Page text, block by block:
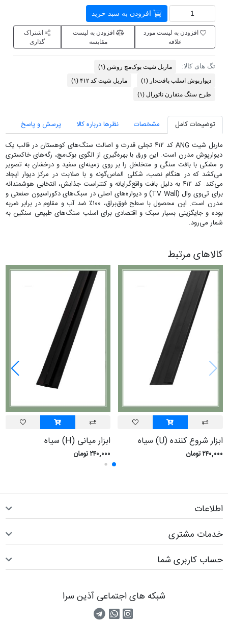
افزودن به سبد خرید
افزودن به لیست مورد
علاقه
افزودن به لیست
مقایسه
اشتراک
گذاری
تگ های کالا: ​ماربل شیت بوک‌مچ روشن(۱)
​دیوارپوش اسلب بافت‌دار(۱) ماربل شیت کد ۴۱۲
(۱)
​طرح سنگ متقارن ناتورال(۱)
توضیحات کامل مشخصات نظرها درباره کالا
پرسش و پاسخ
ماربل شیت ANG کد ۴۱۲ تجلی قدرت و اصالت سنگ‌های کوهستان در قالب یک
دیوارپوش مدرن است. این ورق با بهره‌گیری از الگوی بوک‌مچ، رگه‌های خاکستری
و مشکی با بافت سنگی و متخلخل را بر روی زمینه‌ای سفید و درخشان به تصویر
می‌کشد که در هنگام نصب، شکلی الماس‌گونه و با صلابت در مرکز دیوار ایجاد
می‌کند. کد ۴۱۲ به دلیل بافت واقع‌گرایانه و کنتراست جذابش، انتخابی هوشمندانه
برای تی‌وی وال (TV Wall) و دیواره‌های اصلی در سبک‌های دکوراسیون صنعتی و
مدرن است. این محصول با سطح فوق‌براق، ۱۰۰٪ ضد آب و مقاوم در برابر ضربه
بوده و جایگزینی بسیار سبک و اقتصادی برای اسلب سنگ‌های طبیعی سنگین به
شمار می‌رود.
کالاهای مرتبط
ابزار شروع کننده (U) سياه
۲۴۰,۰۰۰ تومان
ابزار ميانی (H) سياه
۲۴۰,۰۰۰ تومان
اطلاعات
خدمات مشتری
حساب کاربری شما
شبکه های اجتماعی آذین سرا
صفحه اینستاگرام
تماس با واتس اپ
کانال تلگرام